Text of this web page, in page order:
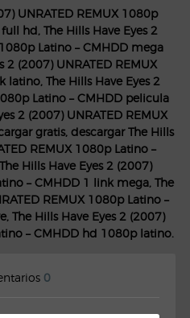
UNRATED REMUX 1080p
hd, The Hills Have Eyes 2
Latino – CMHDD mega
2 (2007) UNRATED REMUX
latino, The Hills Have Eyes 2
Latino – CMHDD pelicula
2 (2007) UNRATED REMUX
gratis, descargar The Hills
REMUX 1080p Latino –
Hills Have Eyes 2 (2007)
– CMHDD 1 link mega, The
REMUX 1080p Latino –
The Hills Have Eyes 2 (2007)
– CMHDD hd 1080p latino.
0